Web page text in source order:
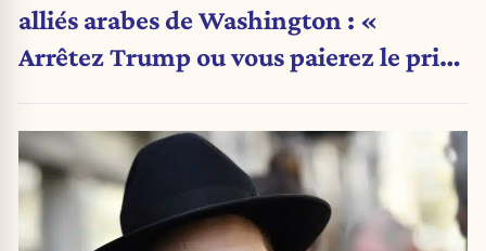
alliés arabes de Washington : «
Arrêtez Trump ou vous paierez le prix